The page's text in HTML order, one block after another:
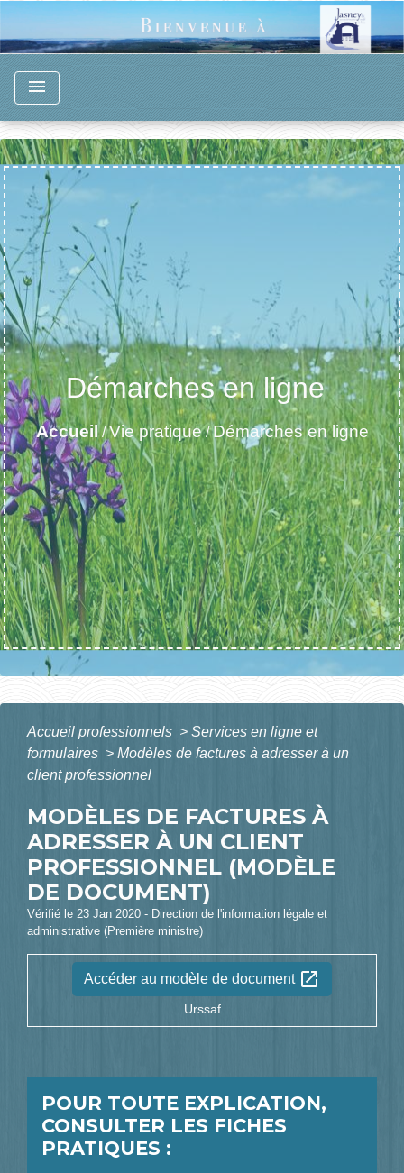
menu
Démarches en ligne
Accueil/Vie pratique/Démarches en ligne
Accueil professionnels > Services en ligne et
formulaires > Modèles de factures à adresser à un
client professionnel
MODÈLES DE FACTURES À
ADRESSER À UN CLIENT
PROFESSIONNEL (MODÈLE
DE DOCUMENT)
Vérifié le 23 Jan 2020 - Direction de l'information légale et
administrative (Première ministre)
Accéder au modèle de document open_in_new
Urssaf
POUR TOUTE EXPLICATION,
CONSULTER LES FICHES
PRATIQUES :